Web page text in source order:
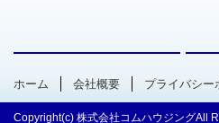
ホーム 会社概要 プライバシー
Copyright(c) 株式会社コムハウジングAll